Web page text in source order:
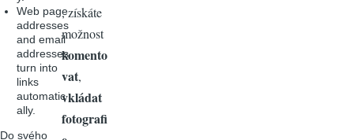
Web page
addresses
and email
addresses
turn into
links
automatic
ally.
Do svého
, získáte
možnost
komento
vat,
vkládat
fotografi